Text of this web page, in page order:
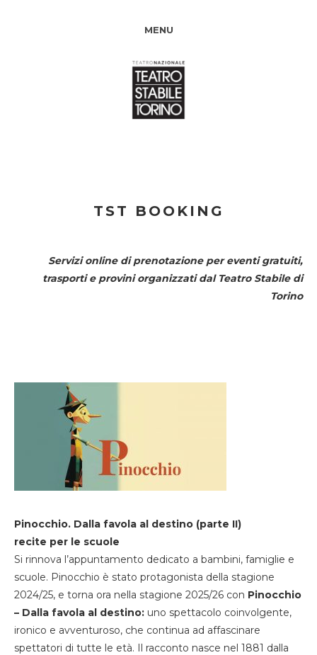
MENU
TST BOOKING
Servizi online di prenotazione per eventi gratuiti,
trasporti e provini organizzati dal Teatro Stabile di
Torino
Pinocchio. Dalla favola al destino (parte II)
recite per le scuole
Si rinnova l’appuntamento dedicato a bambini, famiglie e
scuole. Pinocchio è stato protagonista della stagione
2024/25, e torna ora nella stagione 2025/26 con Pinocchio
– Dalla favola al destino: uno spettacolo coinvolgente,
ironico e avventuroso, che continua ad affascinare
spettatori di tutte le età. Il racconto nasce nel 1881 dalla